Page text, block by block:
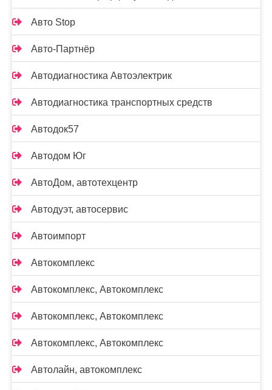
Авто Stop
Авто-Партнёр
Автодиагностика Автоэлектрик
Автодиагностика транспортных средств
Автодок57
Автодом Юг
АвтоДом, автотехцентр
Автодуэт, автосервис
Автоимпорт
Автокомплекс
Автокомплекс, Автокомплекс
Автокомплекс, Автокомплекс
Автокомплекс, Автокомплекс
Автолайн, автокомплекс